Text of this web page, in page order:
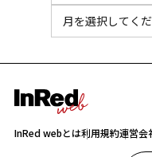
InRed webとは利用規約運営会